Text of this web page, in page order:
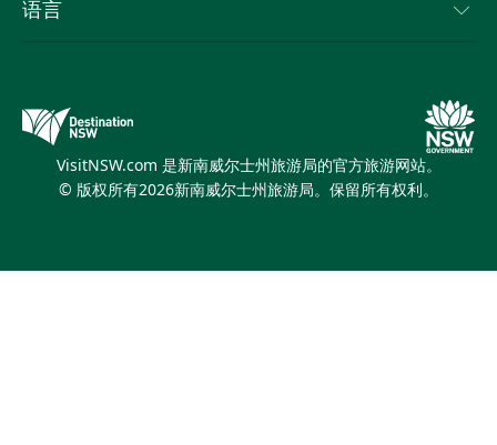
新南威尔士州的商业
新南威尔士州旅游局媒体中心
缤纷悉尼灯光音乐节
语言
VisitNSW.com 是新南威尔士州旅游局的官方旅游网站。
© 版权所有2026新南威尔士州旅游局。保留所有权利。